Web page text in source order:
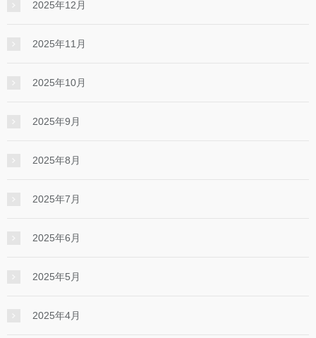
2025年12月
2025年11月
2025年10月
2025年9月
2025年8月
2025年7月
2025年6月
2025年5月
2025年4月